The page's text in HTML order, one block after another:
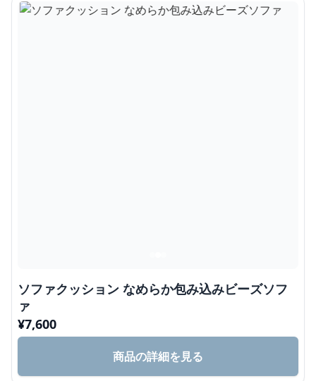
ソファクッション なめらか包み込みビーズソフ
ァ
¥7,600
商品の詳細を見る